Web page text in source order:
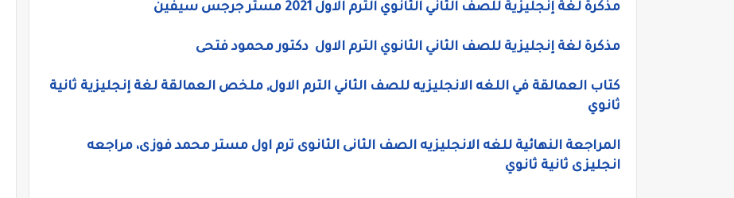
مذكرة لغة إنجليزية للصف الثاني الثانوي الترم الاول 2021 مستر جرجس سيفين
مذكرة لغة إنجليزية للصف الثاني الثانوي الترم الاول دكتور محمود فتحى
كتاب العمالقة في اللغه الانجليزيه للصف الثاني الترم الاول, ملخص العمالقة لغة إنجليزية ثانية
ثانوي
المراجعة النهائية للغه الانجليزيه الصف الثانى الثانوى ترم اول مستر محمد فوزى، مراجعه
انجليزى ثانية ثانوي